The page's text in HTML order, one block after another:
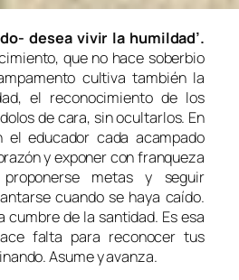
desea vivir lahumildad’.
que no hace soberbio
cultiva también la
el reconocimiento de los
de cara, sin ocultarlos. En
el educador cada acampado
y exponer con franqueza
metas y seguir
cuando se haya caído.
cumbre de la santidad. Es esa
falta para reconocer tus
Asume y avanza.